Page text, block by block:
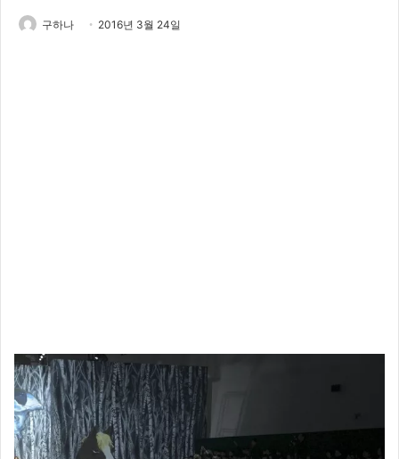
구하나 2016년 3월 24일